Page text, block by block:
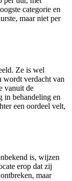
categorie en
maar niet per
Ze is wel
wordt verdacht van
vanuit de
in behandeling en
een oordeel velt,
is, wijzen
erop dat zij
maar